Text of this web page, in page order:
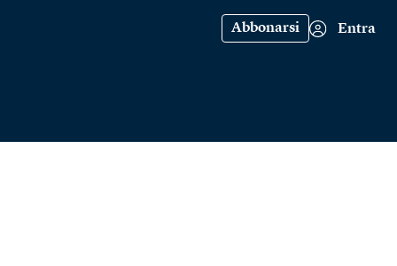
Abbonarsi Entra